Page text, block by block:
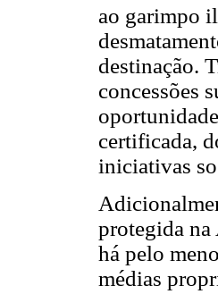
ao garimpo
destinação.
concessões
certificada,
iniciativas
protegida na
há pelo
médias